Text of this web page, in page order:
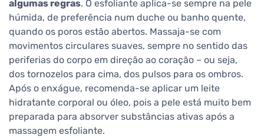
algumas regras. O esfoliante aplica-se sempre na pele
húmida, de preferência num duche ou banho quente,
quando os poros estão abertos. Massaja-se com
movimentos circulares suaves, sempre no sentido das
periferias do corpo em direção ao coração – ou seja,
dos tornozelos para cima, dos pulsos para os ombros.
Após o enxágue, recomenda-se aplicar um leite
hidratante corporal ou óleo, pois a pele está muito bem
preparada para absorver substâncias ativas após a
massagem esfoliante.